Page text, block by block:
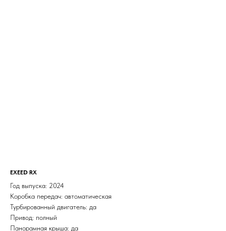
EXEED RX
Год выпуска: 2024
Коробка передач: автоматическая
Турбированный двигатель: да
Привод: полный
Панорамная крыша: да